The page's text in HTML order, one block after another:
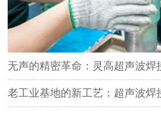
无声的精密革命：灵高超声波焊接如何
老工业基地的新工艺：超声波焊接如